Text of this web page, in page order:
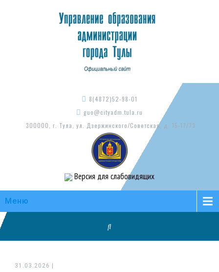
8(4872)52-98-01
guo@cityadm.tula.ru
300000, г. Тула, ул. Дзержинского/Советская, д. 15-17/73
Версия для слабовидящих
Меню
31.03.2026